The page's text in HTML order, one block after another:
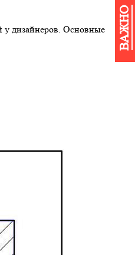
ВАЖНО
у дизайнеров. Основные